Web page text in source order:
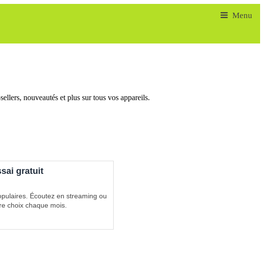
nouveautés et plus sur tous vos appareils.
gratuit
Écoutez en streaming ou
choix chaque mois.